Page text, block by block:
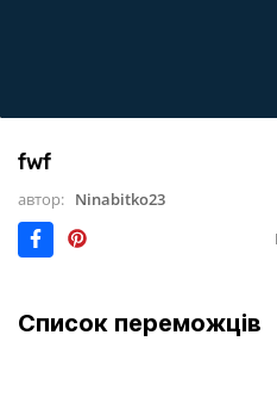
fwf
автор: Ninabitko23
Список переможців